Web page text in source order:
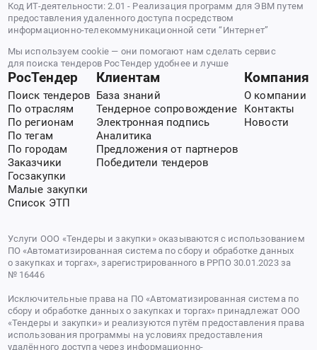
Код ИТ-деятельности: 2.01 - Реализация программ для ЭВМ путем
предоставления удаленного доступа посредством
информационно-телекоммуникационной сети “Интернет”
Мы используем cookie — они помогают нам сделать сервис
для поиска тендеров РосТендер удобнее и лучше
РосТендер
Поиск тендеров
По отраслям
По регионам
По тегам
По городам
Заказчики
Госзакупки
Малые закупки
Список ЭТП
Клиентам
База знаний
Тендерное сопровождение
Электронная подпись
Аналитика
Предложения от партнеров
Победители тендеров
Компания
О компании
Контакты
Новости
Услуги ООО «Тендеры и закупки» оказываются с использованием
ПО «Автоматизированная система по сбору и обработке данных
о закупках и торгах», зарегистрированного в РРПО 30.01.2023 за
№ 16446
Исключительные права на ПО «Автоматизированная система по
сбору и обработке данных о закупках и торгах» принадлежат ООО
«Тендеры и закупки» и реализуются путём предоставления права
использования программы на условиях предоставления
удалённого доступа через информационно-